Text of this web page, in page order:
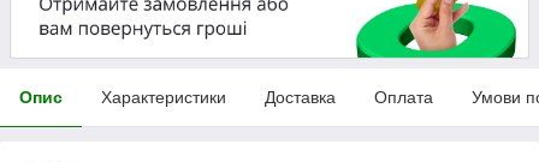
Опис Характеристики Доставка Оплата Умови